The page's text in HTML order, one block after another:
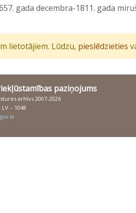
gada decembra-1811. gada
lietotājiem. Lūdzu, pieslēdzieties
paziņojums
arhīvs 2007-2026
– 1048